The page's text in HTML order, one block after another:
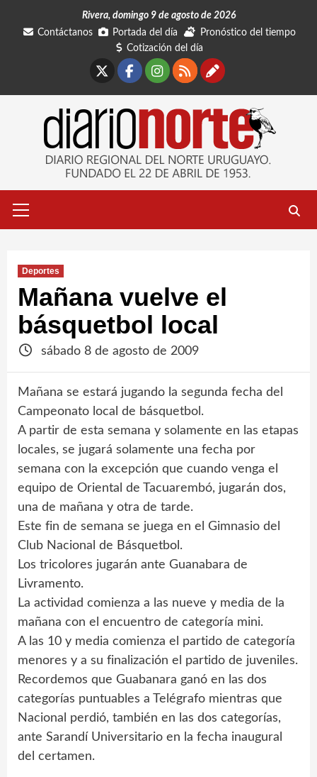
Rivera, domingo 9 de agosto de 2026
Contáctanos
Portada del día
Pronóstico del tiempo
Cotización del día
Facebook
Instagram
RSSContáctanos
primario
Deportes
Mañana vuelve el
básquetbol local
sábado 8 de agosto de 2009
Mañana se estará jugando la segunda fecha del
Campeonato local de básquetbol.
A partir de esta semana y solamente en las etapas
locales, se jugará solamente una fecha por
semana con la excepción que cuando venga el
equipo de Oriental de Tacuarembó, jugarán dos,
una de mañana y otra de tarde.
Este fin de semana se juega en el Gimnasio del
Club Nacional de Básquetbol.
Los tricolores jugarán ante Guanabara de
Livramento.
La actividad comienza a las nueve y media de la
mañana con el encuentro de categoría mini.
A las 10 y media comienza el partido de categoría
menores y a su finalización el partido de juveniles.
Recordemos que Guabanara ganó en las dos
categorías puntuables a Telégrafo mientras que
Nacional perdió, también en las dos categorías,
ante Sarandí Universitario en la fecha inaugural
del certamen.